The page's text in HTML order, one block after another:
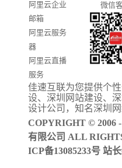
门户信息平
台开发
阿里云企业
邮箱
阿里云服务
器
阿里云直播
服务
阿里云ICP备
案
微信
佳速互联为您提供个
设、 深圳网站建设、
设计公司 ，知名深圳
COPYRIGHT © 2006
有限公司 ALL
ICP备13085233号 站